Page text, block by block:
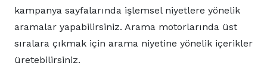
kampanya sayfalarında işlemsel niyetlere yönelik
aramalar yapabilirsiniz. Arama motorlarında üst
sıralara çıkmak için arama niyetine yönelik içerikler
üretebilirsiniz.